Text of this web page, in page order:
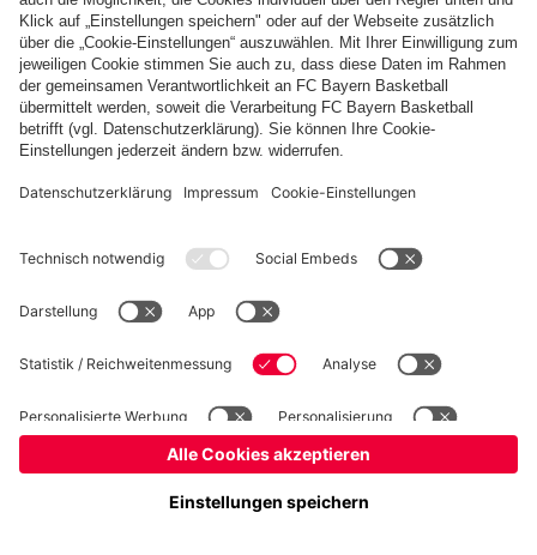
Basketball Frauen Handball Schach Schiedsrichter
Seniorenfußball
Tischtennis
Impressum Datenschutz Nutzungsbedingungen Barrierefreiheit